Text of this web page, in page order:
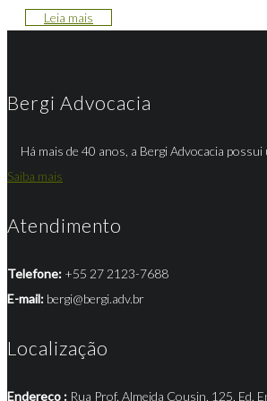
Leia mais
Bergi Advocacia
Há mais de 40 anos, a Bergi Advocacia
Saiba mais
Atendimento
Telefone: +55 27 2123-7688
E-mail: bergi@bergi.adv.br
Localização
Endereço : Rua Prof. Almeida Cousin, 125, Ed.